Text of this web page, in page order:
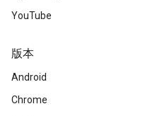
YouTube
版本
Android
Chrome